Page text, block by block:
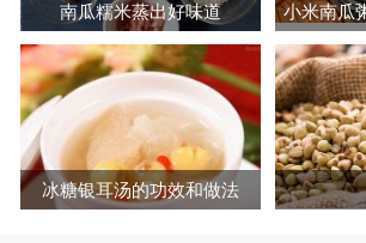
南瓜糯米蒸出好味道
冰糖银耳汤的功效和做法